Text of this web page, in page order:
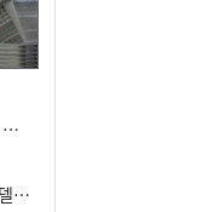
홈플 사태에 2분기 대형마트 판매 9.4%↓…백화점은 14.8%↑
산소호흡기 단 홈플러스, ‘트레이더 조’ 모델로 살아날까